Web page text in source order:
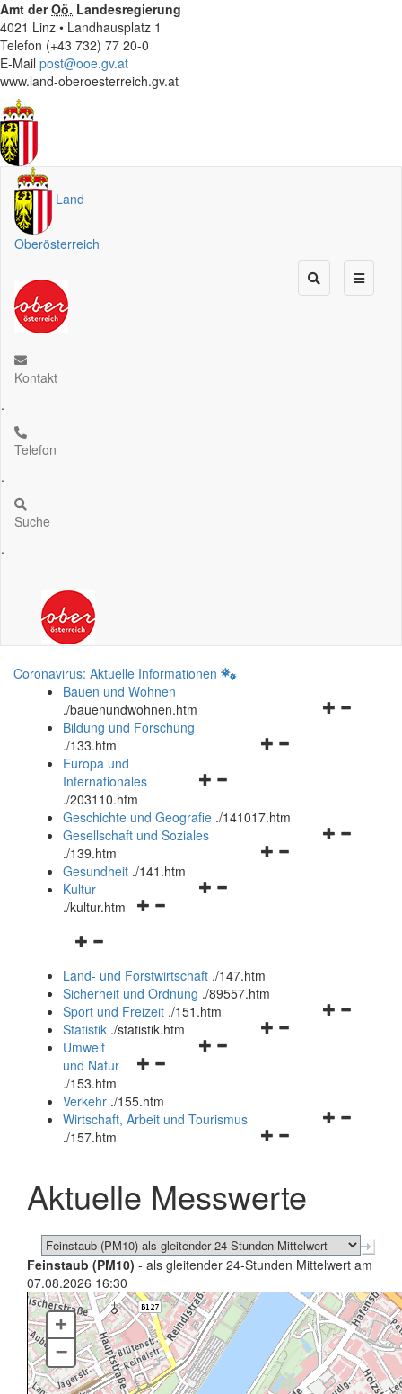
Amt derOö. Landesregierung
4021 Linz • Landhausplatz 1
Telefon (+43 732) 77 20-0
E-Mail post@ooe.gv.at
www.land-oberoesterreich.gv.at
Land
Oberösterreich
Kontakt
.
Telefon
.
Suche
.
Coronavirus: Aktuelle Informationen
Bauen und Wohnen
./bauenundwohnen.htm
Navigationsmenü
Bildung und Forschung
./133.htm
Navigationsmenü
und
schließen
Europa und
Internationales
./203110.htm
Geschichte und Geografie ./141017.htm
Navigationsmenü
Gesellschaft und Soziales
./139.htm
Navigationsmenü
Gesundheit ./141.htm
Navigationsmenü
Kultur
./kultur.htm
Navigationsmenü
und
schließen
Land- und Forstwirtschaft ./147.htm
Sicherheit und Ordnung ./89557.htm
Navigationsmenü
Sport und Freizeit ./151.htm
Navigationsmenü
Statistik ./statistik.htm
Navigationsmenü
und
schließen
Umwelt
und Natur
./153.htm
Verkehr ./155.htm
Navigationsmenü
schließen
Wirtschaft, Arbeit und Tourismus
./157.htm
Aktuelle Messwerte
Feinstaub (PM10) - als gleitender 24-Stunden Mittelwert am
07.08.2026 16:30
+
–